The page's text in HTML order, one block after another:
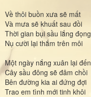
Về thôi buồn xưa sẽ mất
Và mưa sẽ khuất sau đồi
Thời gian bụi sầu lắng đọng
Nụ cười lại thắm trên môi
Một ngày nắng xuân lại đến
Cây sầu đông sẽ đâm chồi
Bên đường kia ai đứng đợi
Trao em tình mới tinh khôi